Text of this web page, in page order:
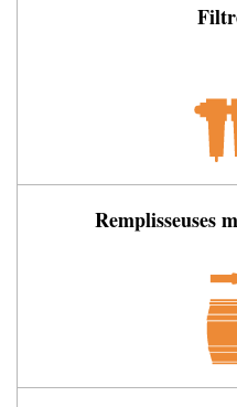
Remplisseuses